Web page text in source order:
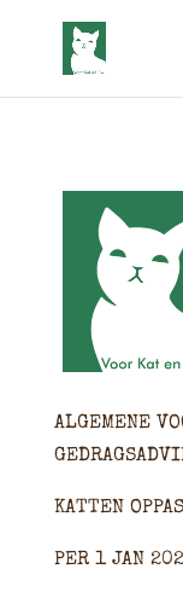
ALGEMENE
KATTEN
PER 1 JAN